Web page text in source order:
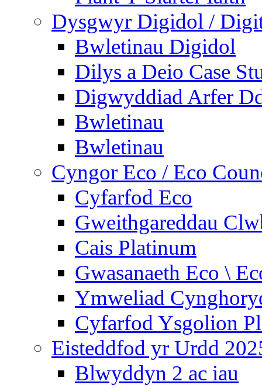
Dysgwyr Digidol /
Bwletinau Digidol
Dilys a Deio Case
Digwyddiad Arfer
Bwletinau
Bwletinau
Cyngor Eco / Eco
Cyfarfod Eco
Gweithgareddau
Cais Platinum
Gwasanaeth Eco \
Ymweliad
Cyfarfod Ysgolion
Eisteddfod yr Urdd
Blwyddyn 2 ac iau